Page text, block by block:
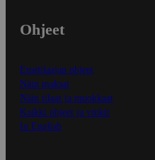
Ohjeet
Ensitilaajan ohjeet
Näin maksat
Näin tilaat ja muokkaat
Kaikki ohjeet ja vinkit
In English